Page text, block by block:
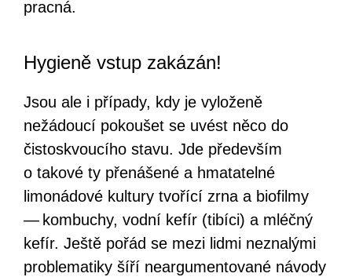
pracná.
Hygieně vstup zakázán!
Jsou ale i případy, kdy je vyloženě
nežádoucí pokoušet se uvést něco do
čistoskvoucího stavu. Jde především
o takové ty přenášené a hmatatelné
limonádové kultury tvořící zrna a biofilmy
— kombuchy, vodní kefír (tibíci) a mléčný
kefír. Ještě pořád se mezi lidmi neznalými
problematiky šíří neargumentované návody